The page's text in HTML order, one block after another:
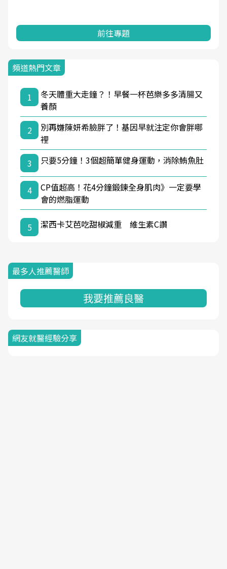
前往專題
頻道熱門文章
1
冬天體重大走鐘？！早餐一杯芭樂多多清腸又
養顏
2
別再嫌陳妍希臉胖了！基因早就注定你會胖哪
裡
3
只要5分鐘！3個超簡單健身運動，消除鮪魚肚
4
CP值超高！花4分鐘鍛鍊全身肌肉》一定要學
會的燃脂運動
5 潔西卡艾芭吃甜椒減重 維生素C讚
最多人推薦醫師
我要推薦良醫
網友就醫經驗分享